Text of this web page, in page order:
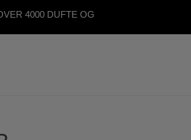
4000 DUFTE OG